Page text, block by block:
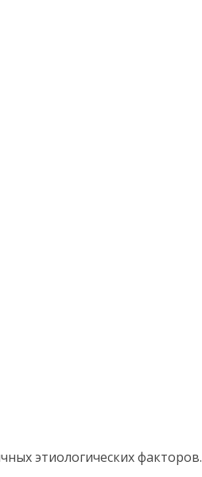
этиологических факторов.